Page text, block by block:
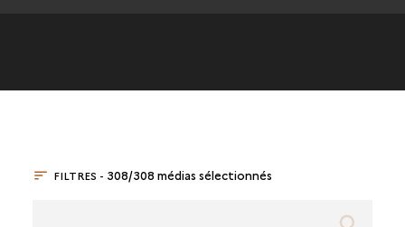
FILTRES - 308/308 médias sélectionnés